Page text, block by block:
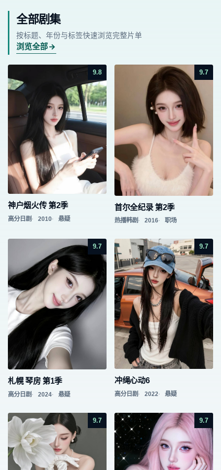
全部剧集
按标题、年份与标签快速浏览完整片单
浏览全部
9.8
神户烟火传 第2季
高分日剧 2010 悬疑
9.7
首尔全纪录 第2季
热播韩剧 2016 职场
9.7
札幌 琴房 第1季
高分日剧 2024 悬疑
9.7
冲绳心动6
高分日剧 2022 悬疑
9.7 9.7